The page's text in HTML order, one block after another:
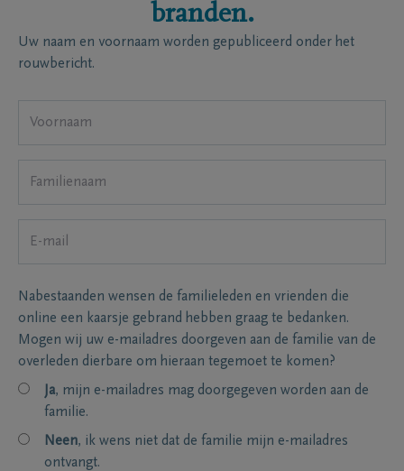
branden.
Uw naam en voornaam worden gepubliceerd onder het
rouwbericht.
Nabestaanden wensen de familieleden en vrienden die
online een kaarsje gebrand hebben graag te bedanken.
Mogen wij uw e-mailadres doorgeven aan de familie van de
overleden dierbare om hieraan tegemoet te komen?
Ja, mijn e-mailadres mag doorgegeven worden aan de
familie.
Neen, ik wens niet dat de familie mijn e-mailadres
ontvangt.